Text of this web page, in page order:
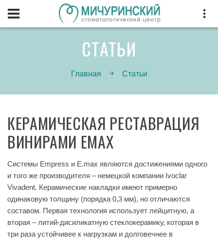
СТАТЬИ
Главная Статьи
КЕРАМИЧЕСКАЯ РЕСТАВРАЦИЯ
ВИНИРАМИ EMAX
Системы Empress и E.max являются достижениями одного
и того же производителя – немецкой компании Ivoclar
Vivadent. Керамические накладки имеют примерно
одинаковую толщину (порядка 0,3 мм), но отличаются
составом. Первая технология использует лейцитную, а
вторая – литий-дисиликатную стеклокерамику, которая в
три раза устойчивее к нагрузкам и долговечнее в